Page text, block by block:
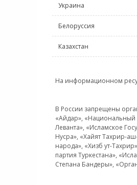
Украина
Белоруссия
Казахстан
На информационном
В России запрещены
«Айдар», «Национальный
Леванта», «Исламское
Нусра», «Хайят Тахрир-
народа», «Хизб ут-
партия Туркестана»,
Степана Бандеры»,